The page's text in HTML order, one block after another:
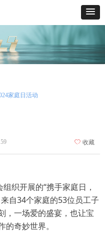
家庭日活动
织开展的“携手家庭日，
自34个家庭的53位员工子
，一场爱的盛宴，也让宝
奇妙世界。
ꄀ 收藏